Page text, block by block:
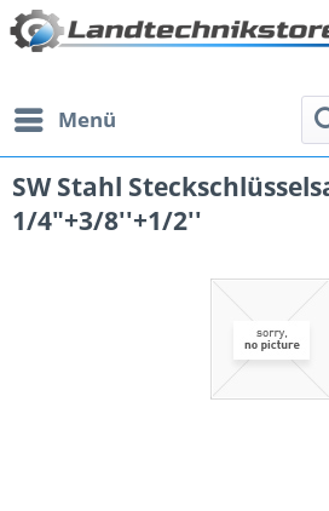
Menü
SW Stahl
1/4"+3/8''+1/2''